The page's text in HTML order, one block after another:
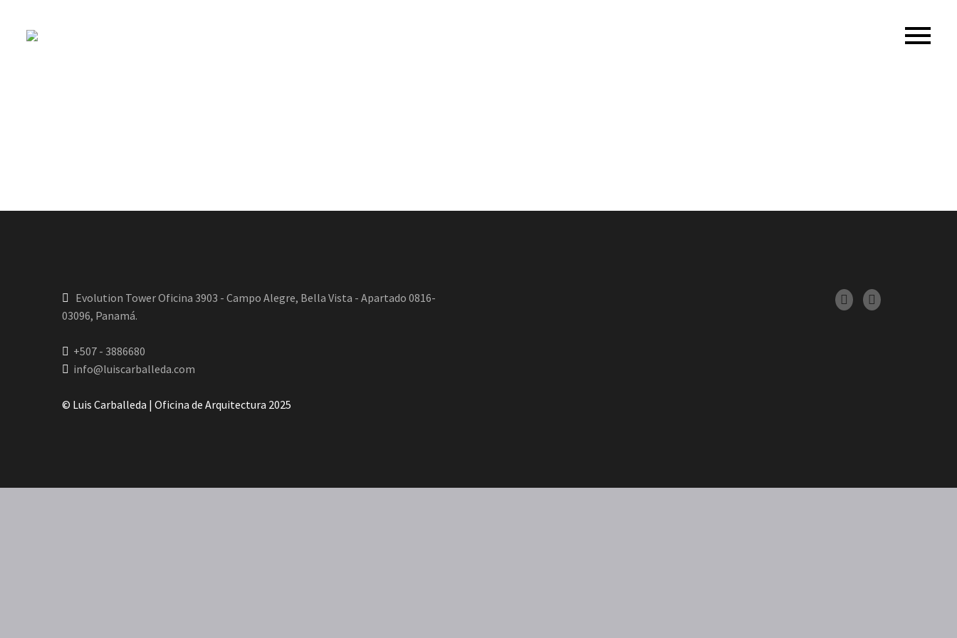
Evolution Tower Oficina 3903 - Campo Alegre, Bella Vista - Apartado 0816-
03096, Panamá.
+507 - 3886680
info@luiscarballeda.com
© Luis Carballeda | Oficina de Arquitectura 2025